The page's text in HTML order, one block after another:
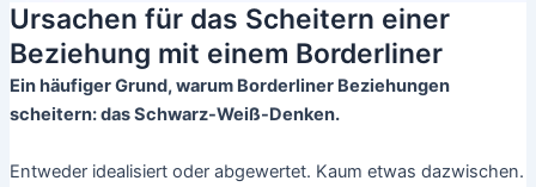
Ursachen für das Scheitern einer
Beziehung mit einem Borderliner
Ein häufiger Grund, warum Borderliner Beziehungen
scheitern: das Schwarz-Weiß-Denken.
Entweder idealisiert oder abgewertet. Kaum etwas dazwischen.